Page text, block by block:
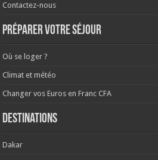
Contactez-nous
Préparer votre séjour
Où se loger ?
Climat et météo
Changer vos Euros en Franc CFA
Destinations
Dakar